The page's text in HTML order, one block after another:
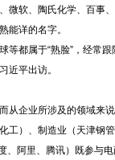
微软、陶氏化学、百事
能详的名字。
等都属于“熟脸”，经常
近平出访。
从企业所涉及的领域
工）、制造业（天津钢
、阿里、腾讯）既参与